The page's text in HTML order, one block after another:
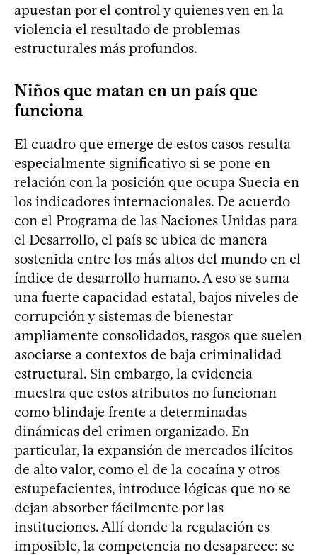
apuestan por el control y quienes ven en la
violencia el resultado de problemas
estructurales más profundos.
Niños que matan en un país que
funciona
El cuadro que emerge de estos casos resulta
especialmente significativo si se pone en
relación con la posición que ocupa Suecia en
los indicadores internacionales. De acuerdo
con el Programa de las Naciones Unidas para
el Desarrollo, el país se ubica de manera
sostenida entre los más altos del mundo en el
índice de desarrollo humano. A eso se suma
una fuerte capacidad estatal, bajos niveles de
corrupción y sistemas de bienestar
ampliamente consolidados, rasgos que suelen
asociarse a contextos de baja criminalidad
estructural. Sin embargo, la evidencia
muestra que estos atributos no funcionan
como blindaje frente a determinadas
dinámicas del crimen organizado. En
particular, la expansión de mercados ilícitos
de alto valor, como el de la cocaína y otros
estupefacientes, introduce lógicas que no se
dejan absorber fácilmente por las
instituciones. Allí donde la regulación es
imposible, la competencia no desaparece: se